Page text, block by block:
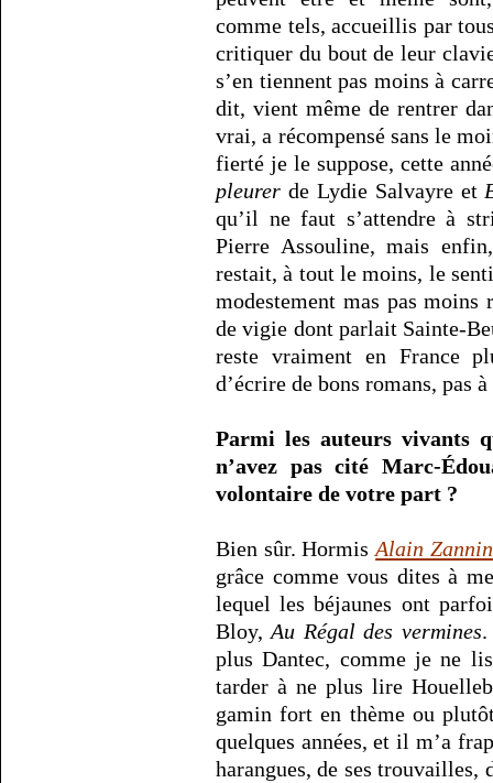
comme tels, accueillis par
critiquer du bout de leur
s’en tiennent pas moins à
dit, vient même de rentrer
vrai, a récompensé sans le
fierté je le suppose, cette
pleurer de Lydie Salvayre et
qu’il ne faut s’attendre à
Pierre Assouline, mais
restait, à tout le moins, le
modestement mas pas
de vigie dont parlait Sainte-
reste vraiment en France
d’écrire de bons romans, pas
Parmi les auteurs vivants
n’avez pas cité Marc-
volontaire de votre part ?
Bien sûr. HormisAlain
grâce comme vous dites à
lequel les béjaunes ont
Bloy,Au Régal des vermines.
plus Dantec, comme je ne
tarder à ne plus lire
gamin fort en thème ou
quelques années, et il m’a
harangues, de ses trouvailles,